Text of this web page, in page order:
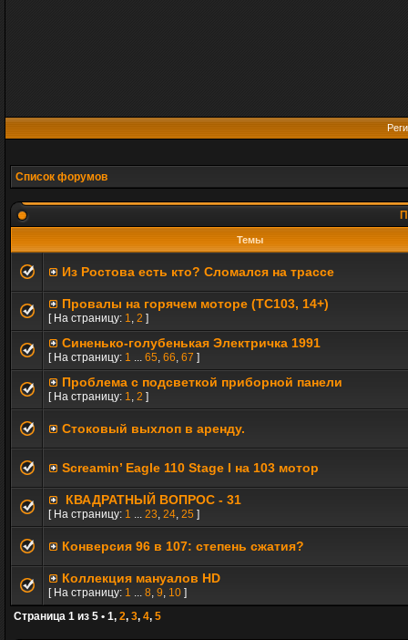
Список форумов
Темы
Из Ростова есть кто? Сломался на трассе
Провалы на горячем моторе (TC103, 14+)
[ На страницу: 1, 2 ]
Синенько-голубенькая Электричка 1991
[ На страницу: 1 ... 65, 66, 67 ]
Проблема с подсветкой приборной панели
[ На страницу: 1, 2 ]
Стоковый выхлоп в аренду.
Screamin’ Eagle 110 Stage I на 103 мотор
КВАДРАТНЫЙ ВОПРОС - 31
[ На страницу: 1 ... 23, 24, 25 ]
Конверсия 96 в 107: степень сжатия?
Коллекция мануалов HD
[ На страницу: 1 ... 8, 9, 10 ]
Страница 1 из 5 • 1, 2, 3, 4, 5